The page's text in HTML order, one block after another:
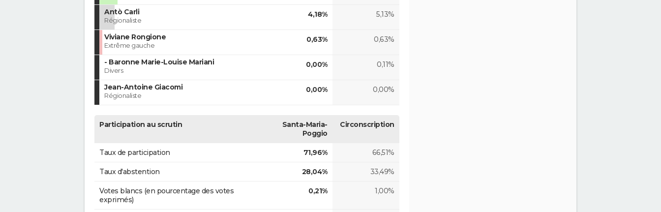
Antò Carli
Régionaliste
4,18% 5,13%
Viviane Rongione
Extrême gauche
0,63% 0,63%
- Baronne Marie-Louise Mariani
Divers
0,00% 0,11%
Jean-Antoine Giacomi
Régionaliste
0,00% 0,00%
Participation au scrutin
Santa-Maria-
Poggio
Circonscription
Taux de participation 71,96% 66,51%
Taux d'abstention 28,04% 33,49%
Votes blancs (en pourcentage des votes
exprimés)
0,21% 1,00%